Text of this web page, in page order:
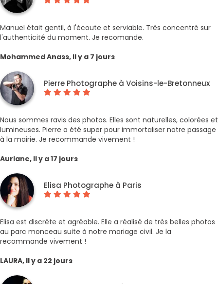
Manuel était gentil, à l'écoute et serviable. Très concentré sur
l'authenticité du moment. Je recomande.
Mohammed Anass, Il y a 7 jours
Pierre Photographe à Voisins-le-Bretonneux
Nous sommes ravis des photos. Elles sont naturelles, colorées et
lumineuses. Pierre a été super pour immortaliser notre passage
à la mairie. Je recommande vivement !
Auriane, Il y a 17 jours
Elisa Photographe à Paris
Elisa est discrète et agréable. Elle a réalisé de très belles photos
au parc monceau suite à notre mariage civil. Je la
recommande vivement !
LAURA, Il y a 22 jours